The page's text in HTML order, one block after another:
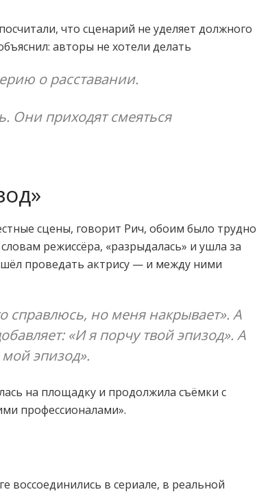
что сценарий не уделяет должного
авторы не хотели делать
о расставании.
Они приходят смеяться
сцены, говорит Рич, обоим было трудно
режиссёра, «разрыдалась» и ушла за
проведать актрису — и между ними
справлюсь, но меня накрывает». А
«И я порчу твой эпизод». А
эпизод».
на площадку и продолжила съёмки с
профессионалами».
воссоединились в сериале, в реальной